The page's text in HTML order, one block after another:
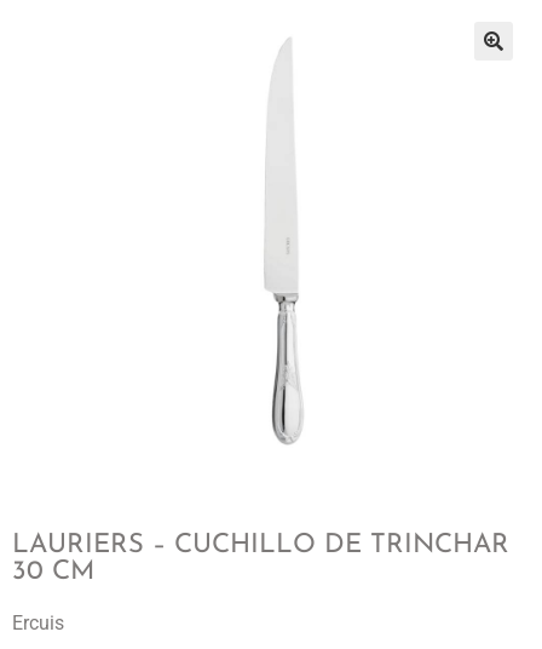
LAURIERS – CUCHILLO DE TRINCHAR
30 CM
Ercuis